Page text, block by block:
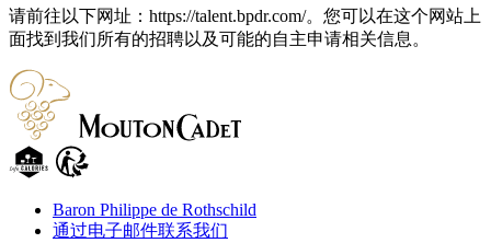
请前往以下网址：https://talent.bpdr.com/。您可以在这个网站上
面找到我们所有的招聘以及可能的自主申请相关信息。
Baron Philippe de Rothschild
通过电子邮件联系我们